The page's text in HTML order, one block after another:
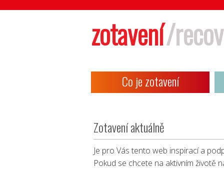
zotavení/
Co je zotavení
Zotavení aktuálně
Je pro Vás tento web inspirací a
Pokud se chcete na aktivním životě